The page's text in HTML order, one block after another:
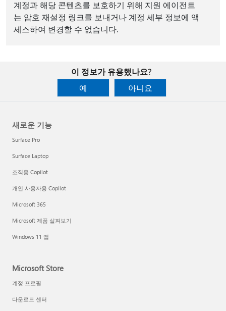
계정과 해당 콘텐츠를 보호하기 위해 지원 에이전트
는 암호 재설정 링크를 보내거나 계정 세부 정보에 액
세스하여 변경할 수 없습니다.
이 정보가 유용했나요?
예
아니요
새로운 기능
Surface Pro
Surface Laptop
조직용 Copilot
개인 사용자용 Copilot
Microsoft 365
Microsoft 제품 살펴보기
Windows 11 앱
Microsoft Store
계정 프로필
다운로드 센터